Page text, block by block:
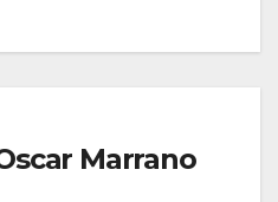
Marrano